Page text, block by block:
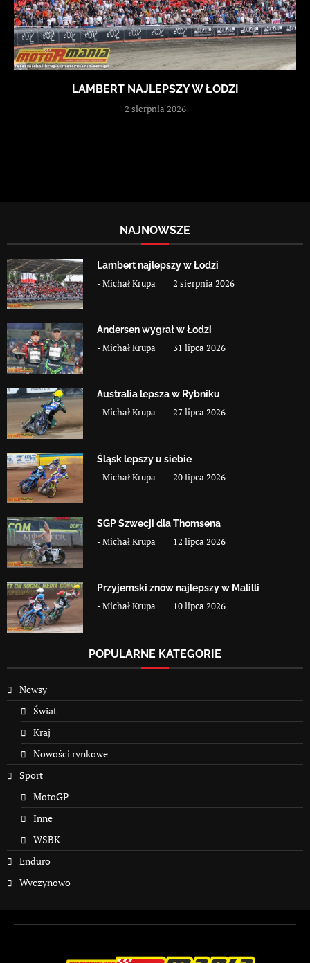
LAMBERT NAJLEPSZY W ŁODZI
2 sierpnia 2026
NAJNOWSZE
Lambert najlepszy w Łodzi
-Michał Krupa 2 sierpnia 2026
Andersen wygrał w Łodzi
-Michał Krupa 31 lipca 2026
Australia lepsza w Rybniku
-Michał Krupa 27 lipca 2026
Śląsk lepszy u siebie
-Michał Krupa 20 lipca 2026
SGP Szwecji dla Thomsena
-Michał Krupa 12 lipca 2026
Przyjemski znów najlepszy w Malilli
-Michał Krupa 10 lipca 2026
POPULARNE KATEGORIE
Newsy
Świat
Kraj
Nowości rynkowe
Sport
MotoGP
Inne
WSBK
Enduro
Wyczynowo